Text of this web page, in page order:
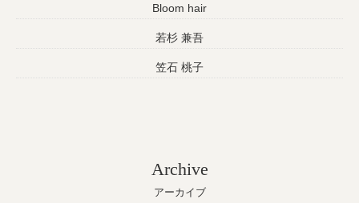
Bloom hair
若杉 兼吾
笠石 桃子
Archive
アーカイブ